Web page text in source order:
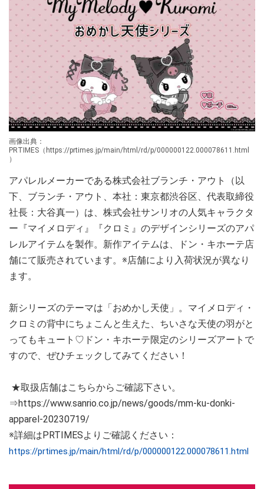
画像出典：
PRTIMES（https://prtimes.jp/main/html/rd/p/000000122.000078611.html
）
アパレルメーカーである株式会社ブランチ・アウト（以
下、ブランチ・アウト、本社：東京都渋谷区、代表取締役
社長：大谷真一）は、株式会社サンリオの人気キャラクタ
ー『マイメロディ』『クロミ』のデザインシリーズのアパ
レルアイテムを製作。新作アイテムは、ドン・キホーテ店
舗にて販売されています。※店舗により入荷状況が異なり
ます。
新シリーズのテーマは「おめかし天使」。マイメロディ・
クロミの背中にちょこんと生えた、ちいさな天使の羽がと
ってもキュート♡ドン・キホーテ限定のシリーズアートで
すので、ぜひチェックしてみてください！
★取扱店舗はこちらからご確認下さい。
⇒https://www.sanrio.co.jp/news/goods/mm-ku-donki-
apparel-20230719/
※詳細はPRTIMESよりご確認ください：
https://prtimes.jp/main/html/rd/p/000000122.000078611.html